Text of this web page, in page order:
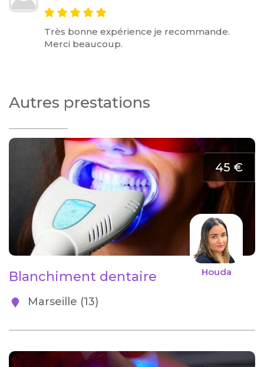
Très bonne expérience je recommande.
Merci beaucoup.
Autres prestations
45 €
Houda
Blanchiment dentaire
Marseille (13)